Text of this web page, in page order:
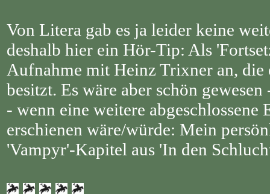
Von Litera gab es ja leider keine
deshalb hier ein Hör-Tip: Als
Aufnahme mit Heinz Trixner an, die
besitzt. Es wäre aber schön
- wenn eine weitere
erschienen wäre/würde: Mein
'Vampyr'-Kapitel aus 'In den